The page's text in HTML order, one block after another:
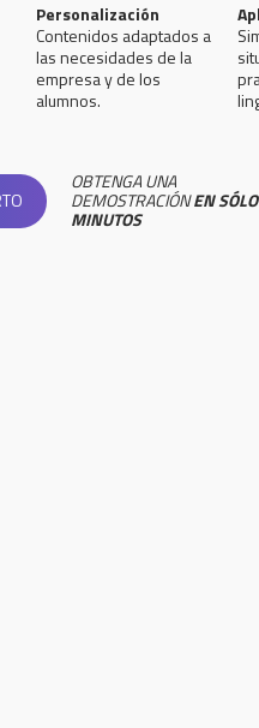
Personalización
Contenidos adaptados a
las necesidades de la
empresa y de los
alumnos.
OBTENGA UNA
DEMOSTRACIÓNEN
MINUTOS